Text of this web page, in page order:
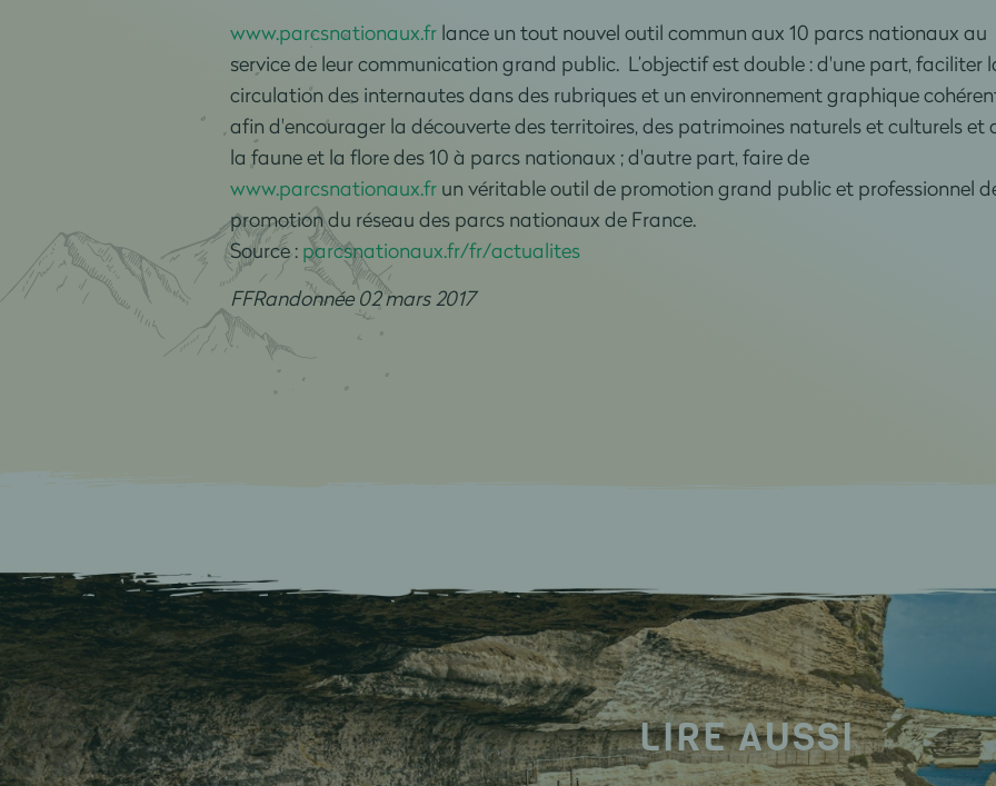
www.parcsnationaux.frlance un tout nouvel outil commun aux 10 parcs nationaux au
service de leur communication grand public. L’objectif est double : d'une part, faciliter
circulation des internautes dans des rubriques et un environnement graphique
afin d'encourager la découverte des territoires, des patrimoines naturels et culturels et
la faune et la flore des 10 à parcs nationaux ; d'autre part, faire de
www.parcsnationaux.frun véritable outil de promotion grand public et professionnel
promotion du réseau des parcs nationaux de France.
Source : parcsnationaux.fr/fr/actualites
FFRandonnée 02 mars 2017
LIRE AUSSI